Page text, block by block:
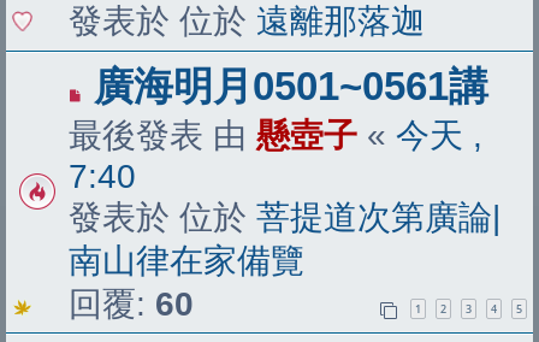
發表於 位於 遠離那落迦
有
新
文
章
廣海明月0501~0561講
最後發表 由 懸壺子 « 今天 ,
7:40
發表於 位於 菩提道次第廣論|
南山律在家備覽
回覆: 60 1 2 3 4 5